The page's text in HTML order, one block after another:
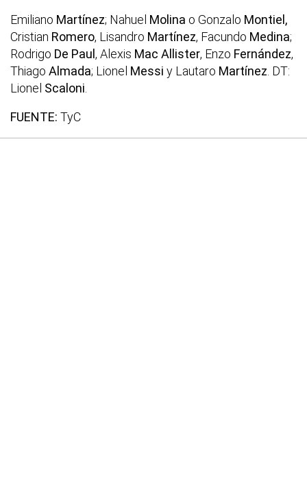
Emiliano Martínez; Nahuel Molina o Gonzalo Montiel,
Cristian Romero, Lisandro Martínez, Facundo Medina;
Rodrigo De Paul, Alexis Mac Allister, Enzo Fernández,
Thiago Almada; Lionel Messi y Lautaro Martínez . DT:
Lionel Scaloni
FUENTE: TyC